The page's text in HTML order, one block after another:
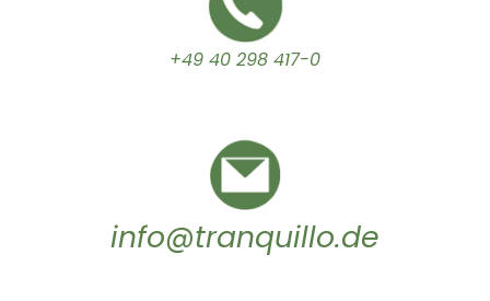
+49 40 298 417-0
info@tranquillo.de